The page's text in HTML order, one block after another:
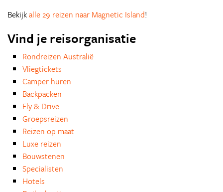
Bekijkalle 29 reizen naar Magnetic Island!
Vind je reisorganisatie
Rondreizen Australië
Vliegtickets
Camper huren
Backpacken
Fly & Drive
Groepsreizen
Reizen op maat
Luxe reizen
Bouwstenen
Specialisten
Hotels